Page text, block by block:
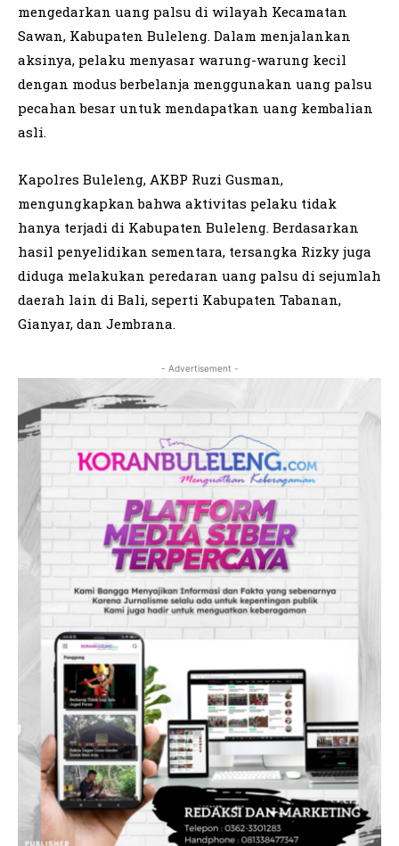
mengedarkan uang palsu di wilayah Kecamatan
Sawan, Kabupaten Buleleng. Dalam menjalankan
aksinya, pelaku menyasar warung-warung kecil
dengan modus berbelanja menggunakan uang palsu
pecahan besar untuk mendapatkan uang kembalian
asli.
Kapolres Buleleng, AKBP Ruzi Gusman,
mengungkapkan bahwa aktivitas pelaku tidak
hanya terjadi di Kabupaten Buleleng. Berdasarkan
hasil penyelidikan sementara, tersangka Rizky juga
diduga melakukan peredaran uang palsu di sejumlah
daerah lain di Bali, seperti Kabupaten Tabanan,
Gianyar, dan Jembrana.
- Advertisement -